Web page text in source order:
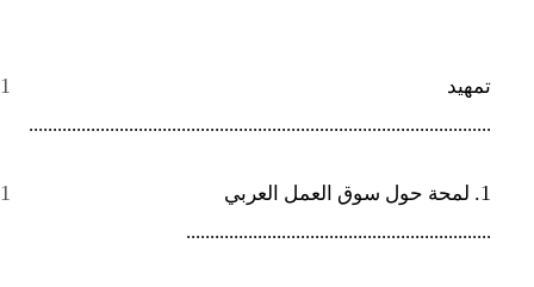
تمهيد
.................................................................................................
1
1. لمحة حول سوق العمل العربي
................................................................
1